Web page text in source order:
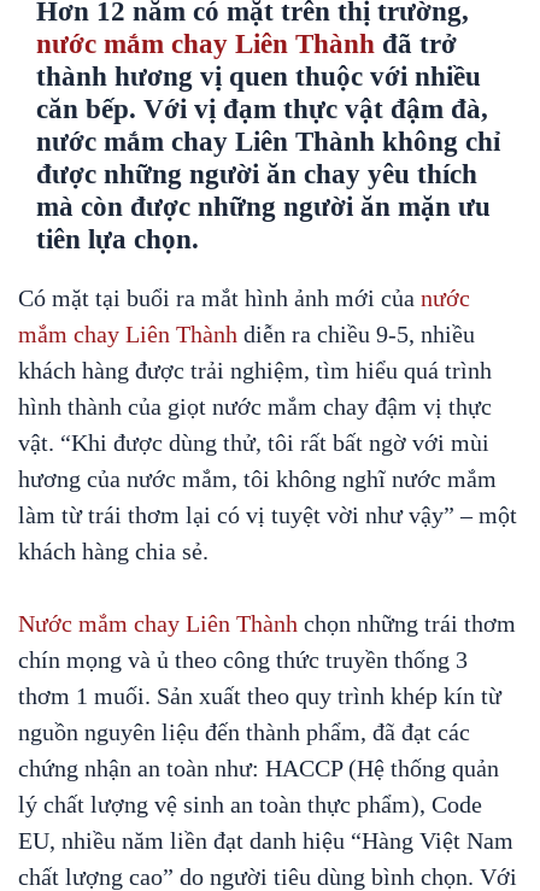
Hơn 12 năm có mặt trên thị trường,
nước mắm chay Liên Thành đã trở
thành hương vị quen thuộc với nhiều
căn bếp. Với vị đạm thực vật đậm đà,
nước mắm chay Liên Thành không chỉ
được những người ăn chay yêu thích
mà còn được những người ăn mặn ưu
tiên lựa chọn.
Có mặt tại buổi ra mắt hình ảnh mới của nước
mắm chay Liên Thành diễn ra chiều 9-5, nhiều
khách hàng được trải nghiệm, tìm hiểu quá trình
hình thành của giọt nước mắm chay đậm vị thực
vật. “Khi được dùng thử, tôi rất bất ngờ với mùi
hương của nước mắm, tôi không nghĩ nước mắm
làm từ trái thơm lại có vị tuyệt vời như vậy” – một
khách hàng chia sẻ.
Nước mắm chay Liên Thành chọn những trái thơm
chín mọng và ủ theo công thức truyền thống 3
thơm 1 muối. Sản xuất theo quy trình khép kín từ
nguồn nguyên liệu đến thành phẩm, đã đạt các
chứng nhận an toàn như: HACCP (Hệ thống quản
lý chất lượng vệ sinh an toàn thực phẩm), Code
EU, nhiều năm liền đạt danh hiệu “Hàng Việt Nam
chất lượng cao” do người tiêu dùng bình chọn. Với